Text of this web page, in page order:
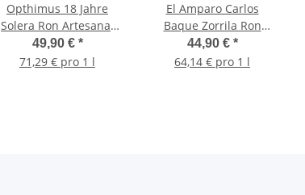
Opthimus 18 Jahre
Solera Ron Artesanal
Rum Dominikanische
Republik
49,90 € *
71,29 € pro 1 l
El Amparo Carlos
Baque Zorrila Ron
Equatorial Rum
44,90 € *
64,14 € pro 1 l